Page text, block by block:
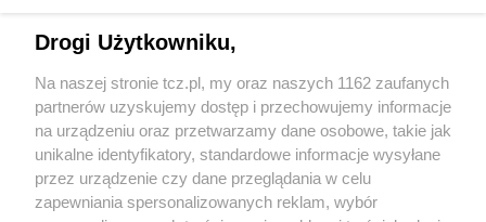
O FIRMIE POLITYKA PRYWATNOŚCI HOSTING
Drogi Użytkowniku,
Na naszej stronie tcz.pl, my oraz naszych 1162 zaufanych
partnerów uzyskujemy dostęp i przechowujemy informacje
na urządzeniu oraz przetwarzamy dane osobowe, takie jak
unikalne identyfikatory, standardowe informacje wysyłane
przez urządzenie czy dane przeglądania w celu
zapewniania spersonalizowanych reklam, wybór